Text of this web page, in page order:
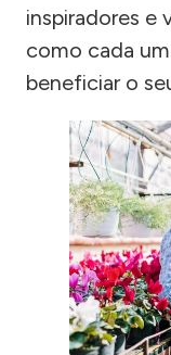
inspiradores e
como cada
beneficiar o